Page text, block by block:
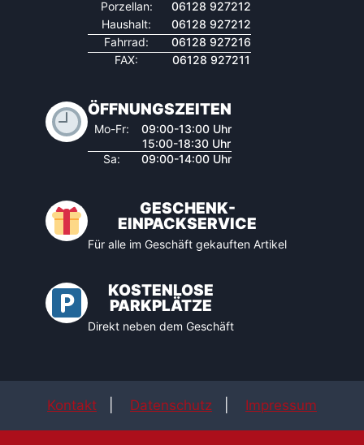
Porzellan:
06128 927212
Haushalt:
06128 927212
Fahrrad:
06128 927216
FAX:
06128 927211
ÖFFNUNGSZEITEN
Mo-Fr:
09:00-13:00 Uhr
15:00-18:30 Uhr
Sa:
09:00-14:00 Uhr
GESCHENK-
EINPACKSERVICE
Für alle im Geschäft gekauften Artikel
KOSTENLOSE
PARKPLÄTZE
Direkt neben dem Geschäft
Kontakt Datenschutz Impressum